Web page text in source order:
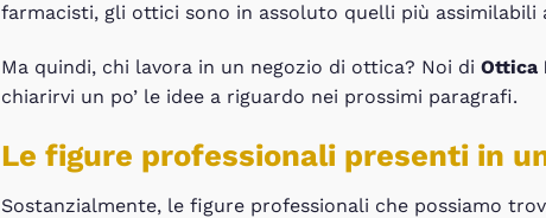
farmacisti, gli ottici sono in assoluto quelli più assimilabili
Ma quindi, chi lavora in un negozio di ottica? Noi di Ottica
chiarirvi un po’ le idee a riguardo nei prossimi paragrafi.
Le figure professionali presenti in
Sostanzialmente, le figure professionali che possiamo